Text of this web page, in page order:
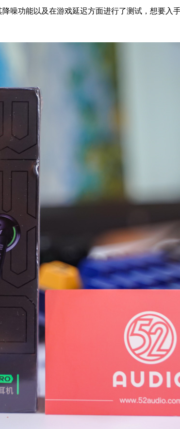
噪功能以及在游戏延迟方面进行了测试，想要入